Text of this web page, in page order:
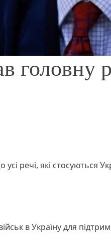
головну
речі, які стосуються
в Україну для